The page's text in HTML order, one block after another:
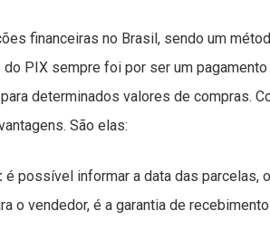
financeiras no Brasil, sendo um
PIX sempre foi por ser um
determinados valores de compras.
São elas:
é possível informar a data das parcelas,
o vendedor, é a garantia de